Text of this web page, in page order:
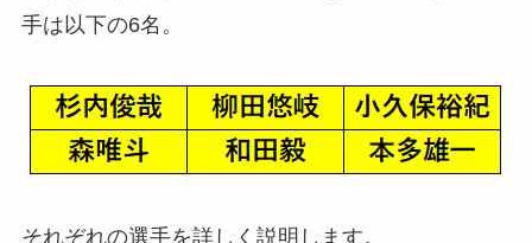
手は以下の6名。
それぞれの選手を詳しく説明します。